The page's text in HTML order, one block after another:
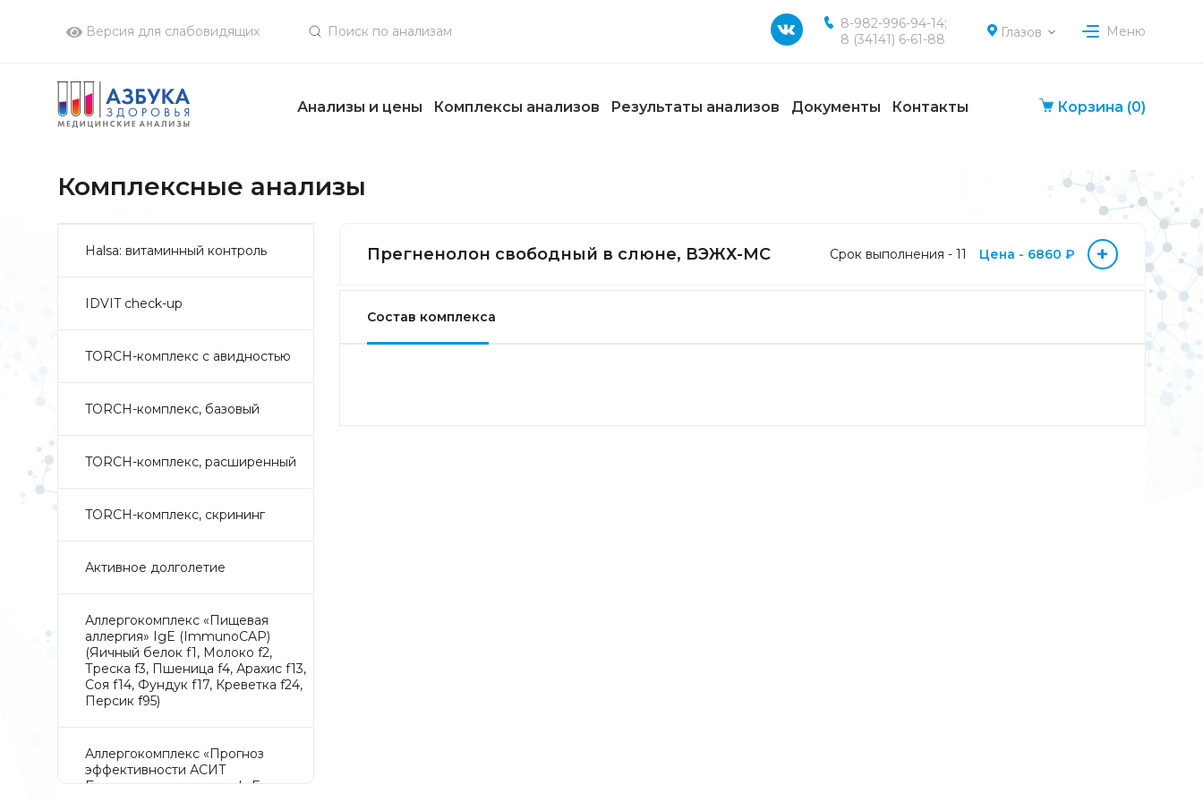
Версия для слабовидящих
8-982-996-94-14;
8 (34141) 6-61-88
Глазов Меню
Анализы и цены Комплексы анализов Результаты анализов Документы Контакты Корзина (0)
Комплексные анализы
Halsa: витаминный контроль
IDVIT check-up
TORCH-комплекс с авидностью
TORCH-комплекс, базовый
TORCH-комплекс, расширенный
TORCH-комплекс, скрининг
Активное долголетие
Аллергокомплекс «Пищевая
аллергия» IgE (ImmunoCAP)
(Яичный белок f1, Молоко f2,
Треска f3, Пшеница f4, Арахис f13,
Соя f14, Фундук f17, Креветка f24,
Персик f95)
Аллергокомплекс «Прогноз
эффективности АСИТ
Букоцветные деревья» IgE
Прегненолон свободный в слюне, ВЭЖХ-МС Срок выполнения - 11 Цена - 6860 ₽ +
Состав комплекса